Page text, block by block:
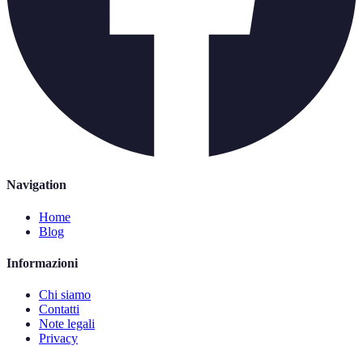
Navigation
Home
Blog
Informazioni
Chi siamo
Contatti
Note legali
Privacy